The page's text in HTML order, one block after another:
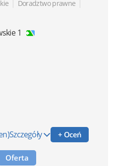
| Doradztwo prawne |
1
Szczegóły + Oceń
Oferta